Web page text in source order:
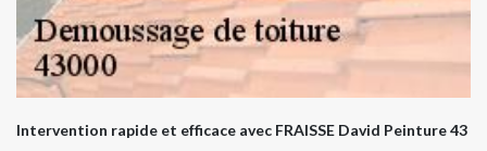
Intervention rapide et efficace avec FRAISSE David Peinture 43